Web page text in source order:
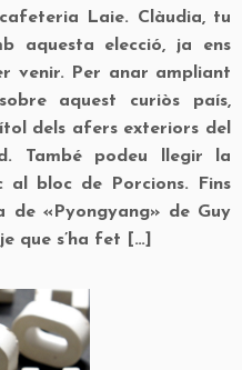
Laie. Clàudia, tu
aquesta elecció, ja ens
venir. Per anar ampliant
aquest curiòs país,
dels afers exteriors del
També podeu llegir la
bloc de Porcions. Fins
«Pyongyang» de Guy
que s’ha fet […]